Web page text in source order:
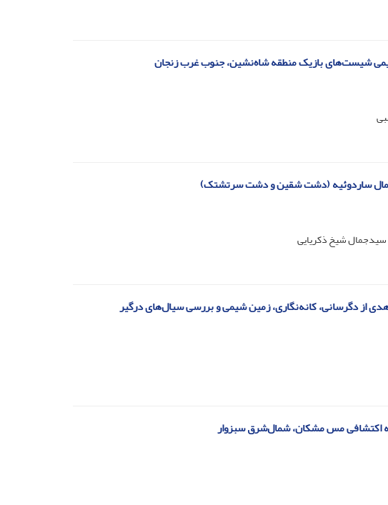
شیست‌های بازیک منطقه شاه‌نشین، جنوب غرب زنجان
شمال ساردوئیه (دشت شقین و دشت سرتشتک)
سیدجمال شیخ ذکریایی
از دگرسانی، کانه‌نگاری، زمین شیمی و بررسی سیال‌های درگیر
اکتشافی مس مشکان، شمال‌شرق سبزوار